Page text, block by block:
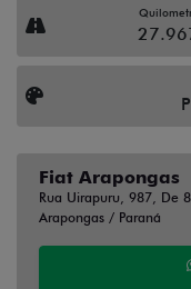
Fiat Arapongas
Rua Uirapuru, 987, De
Arapongas / Paraná